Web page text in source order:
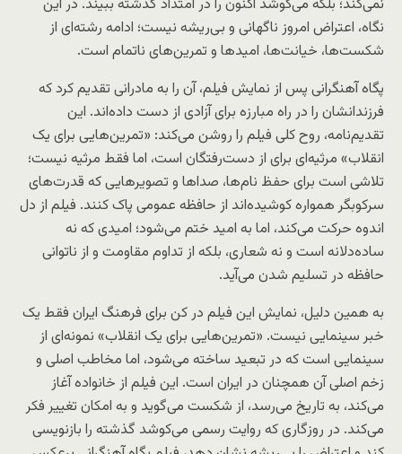
نمی‌کند؛ بلکه می‌کوشد اکنون را در امتداد گذشته ببیند. در این
نگاه، اعتراض امروز ناگهانی و بی‌ریشه نیست؛ ادامه رشته‌ای از
شکست‌ها، خیانت‌ها، امیدها و تمرین‌های ناتمام است.
پگاه آهنگرانی پس از نمایش فیلم، آن را به مادرانی تقدیم کرد که
فرزندانشان را در راه مبارزه برای آزادی از دست داده‌اند. این
تقدیم‌نامه، روح کلی فیلم را روشن می‌کند: «تمرین‌هایی برای یک
انقلاب» مرثیه‌ای برای از دست‌رفتگان است، اما فقط مرثیه نیست؛
تلاشی است برای حفظ نام‌ها، صداها و تصویرهایی که قدرت‌های
سرکوبگر همواره کوشیده‌اند از حافظه عمومی پاک کنند. فیلم از دل
اندوه حرکت می‌کند، اما به امید ختم می‌شود؛ امیدی که نه
ساده‌دلانه است و نه شعاری، بلکه از تداوم مقاومت و از ناتوانی
حافظه در تسلیم شدن می‌آید.
به همین دلیل، نمایش این فیلم در کن برای فرهنگ ایران فقط یک
خبر سینمایی نیست. «تمرین‌هایی برای یک انقلاب» نمونه‌ای از
سینمایی است که در تبعید ساخته می‌شود، اما مخاطب اصلی و
زخم اصلی آن همچنان در ایران است. این فیلم از خانواده آغاز
می‌کند، به تاریخ می‌رسد، از شکست می‌گوید و به امکان تغییر فکر
می‌کند. در روزگاری که روایت رسمی می‌کوشد گذشته را بازنویسی